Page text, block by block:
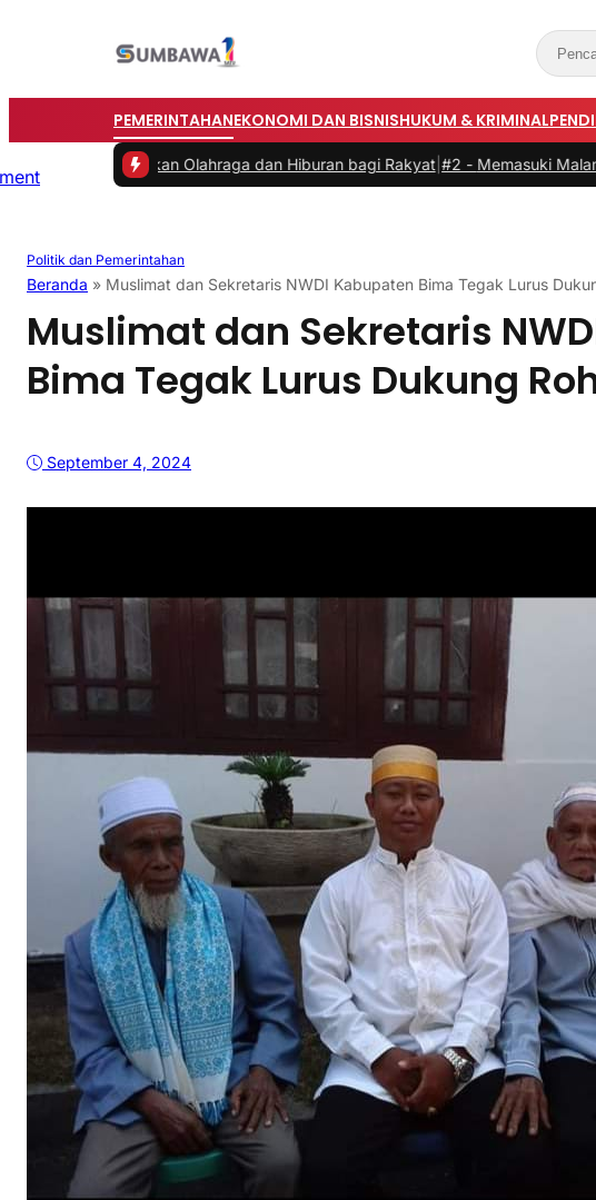
PEMERINTAHANEKONOMI DAN BISNISHUKUM & KRIMINAL
Hadirkan Olahraga dan Hiburan bagi Rakyat|#2 -Memasuki Malam Kedua
Politik dan Pemerintahan
Beranda » Muslimat dan Sekretaris NWDI Kabupaten Bima Tegak Lurus
Muslimat dan Sekretaris
Bima Tegak Lurus Dukung
September 4, 2024